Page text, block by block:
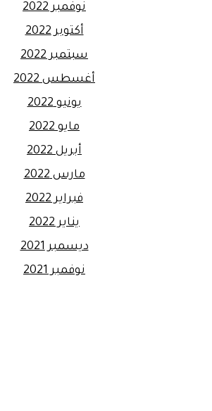
نوفمبر 2022
أكتوبر 2022
سبتمبر 2022
أغسطس 2022
يونيو 2022
مايو 2022
أبريل 2022
مارس 2022
فبراير 2022
يناير 2022
ديسمبر 2021
نوفمبر 2021